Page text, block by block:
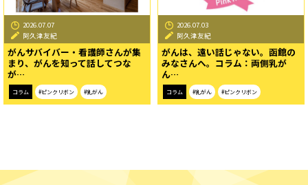
2026.07.07
阿久津友紀
がんサバイバー・看護師さんが集
まり、がんを知って話してつな
が…
コラム #ピンクリボン #乳がん
2026.07.03
阿久津友紀
がんは、遠い話じゃない。函館の
みなさんへ。コラム：両側乳が
ん…
コラム #乳がん #ピンクリボン